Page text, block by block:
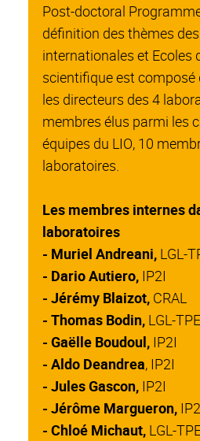
Post-doctoral
définition des thèmes
internationales et Ecoles
scientifique est composé
les directeurs des 4
membres élus parmi les
équipes du LIO, 10
laboratoires.
Les membres internes
laboratoires
- Muriel Andreani, LGL-
- Dario Autiero, IP2I
- Jérémy Blaizot, CRAL
- Thomas Bodin, LGL-TPE
- Gaëlle Boudoul, IP2I
- Aldo Deandrea, IP2I
- Jules Gascon, IP2I
- Jérôme Margueron,
- Chloé Michaut, LGL-